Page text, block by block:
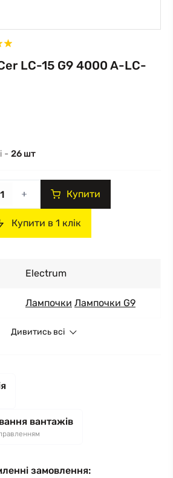
LC-15 G9 4000 A-LC-
- 26 шт
Купити
Купити в 1 клік
Electrum
Лампочки Лампочки G9
Дивитись всі
вантажів
замовлення: